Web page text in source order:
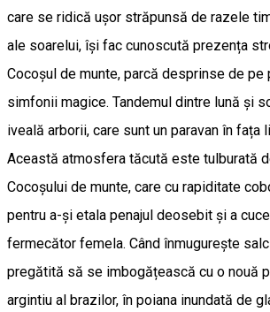
care se ridică ușor străpunsă de razele
ale soarelui, își fac cunoscută prezența
Cocoșul de munte, parcă desprinse de pe
simfonii magice. Tandemul dintre lună și
iveală arborii, care sunt un paravan în fața
Această atmosfera tăcută este tulburată
Cocoșului de munte, care cu rapiditate
pentru a-și etala penajul deosebit și a
fermecător femela. Când înmugurește
pregătită să se imbogățească cu o nouă
argintiu al brazilor, în poiana inundată de